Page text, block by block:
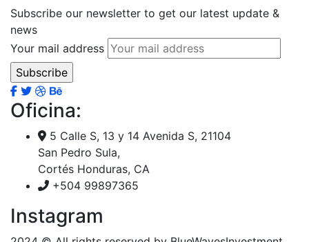
Subscribe our newsletter to get our latest update &
news
Your mail address
Oficina:
5 Calle S, 13 y 14 Avenida S, 21104
San Pedro Sula,
Cortés Honduras, CA
+504 99897365
Instagram